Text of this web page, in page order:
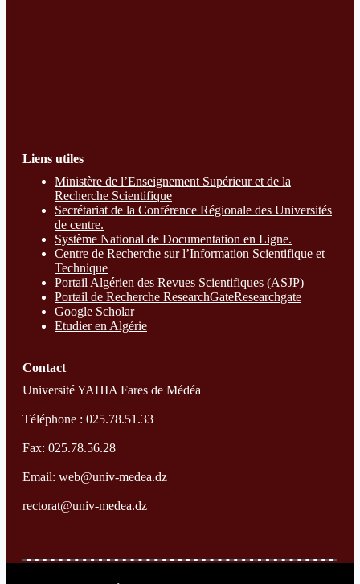
Liens utiles
Ministère de l’Enseignement Supérieur et de la
Recherche Scientifique
Secrétariat de la Conférence Régionale des Universités
de centre.
Système National de Documentation en Ligne.
Centre de Recherche sur l’Information Scientifique et
Technique
Portail Algérien des Revues Scientifiques (ASJP)
Portail de Recherche ResearchGateResearchgate
Google Scholar
Etudier en Algérie
Contact
Université YAHIA Fares de Médéa
Téléphone : 025.78.51.33
Fax: 025.78.56.28
Email: web@univ-medea.dz
rectorat@univ-medea.dz